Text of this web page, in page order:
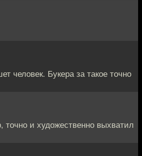
человек. Букера за такое точно
точно и художественно выхватил